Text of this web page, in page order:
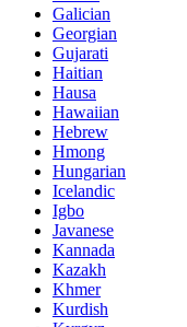
Galician
Georgian
Gujarati
Haitian
Hausa
Hawaiian
Hebrew
Hmong
Hungarian
Icelandic
Igbo
Javanese
Kannada
Kazakh
Khmer
Kurdish